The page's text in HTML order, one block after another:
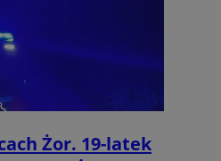
Żor. 19-latek